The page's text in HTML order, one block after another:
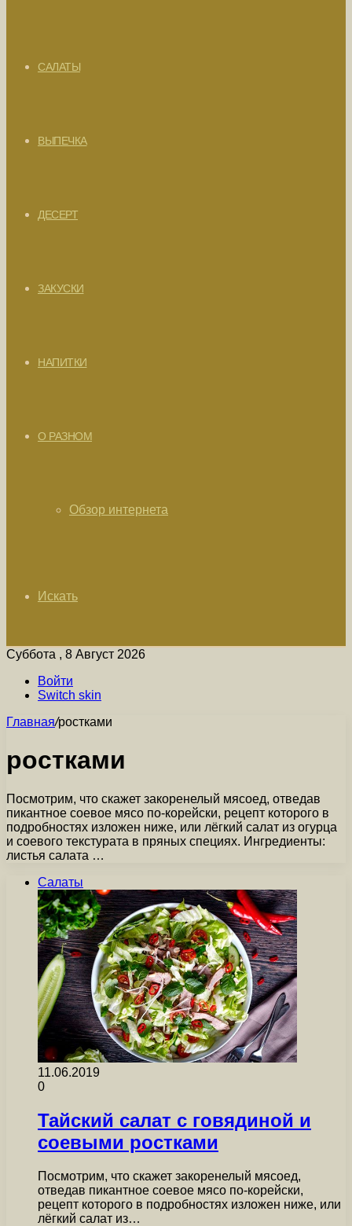
САЛАТЫ
ВЫПЕЧКА
ДЕСЕРТ
ЗАКУСКИ
НАПИТКИ
О РАЗНОМ
Обзор интернета
Искать
Суббота , 8 Август 2026
Войти
Switch skin
Главная/ростками
ростками
Посмотрим, что скажет закоренелый мясоед, отведав
пикантное соевое мясо по-корейски, рецепт которого в
подробностях изложен ниже, или лёгкий салат из огурца
и соевого текстурата в пряных специях. Ингредиенты:
листья салата …
Салаты
11.06.2019
0
Тайский салат с говядиной и
соевыми ростками
Посмотрим, что скажет закоренелый мясоед,
отведав пикантное соевое мясо по-корейски,
рецепт которого в подробностях изложен ниже, или
лёгкий салат из…